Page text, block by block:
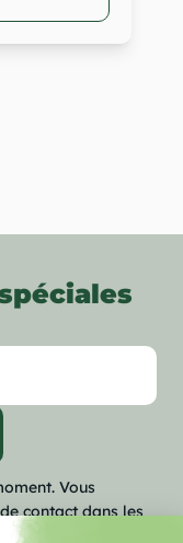
Vous
contact dans les